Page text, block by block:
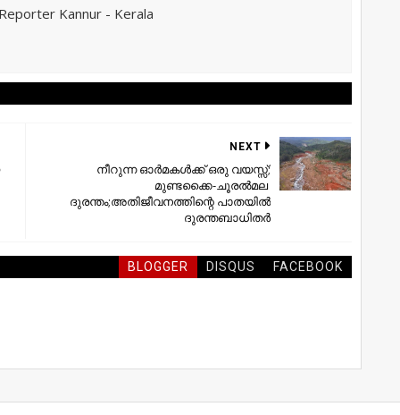
Kannur - Kerala
NEXT
നീറുന്ന ഓർമകൾക്ക് ഒരു വയസ്സ്;
മുണ്ടക്കൈ-ചൂരൽമല ​
ദുരന്തം;അതിജീവനത്തിന്റെ പാതയിൽ
ദുരന്തബാധിതർ
BLOGGER DISQUS FACEBOOK